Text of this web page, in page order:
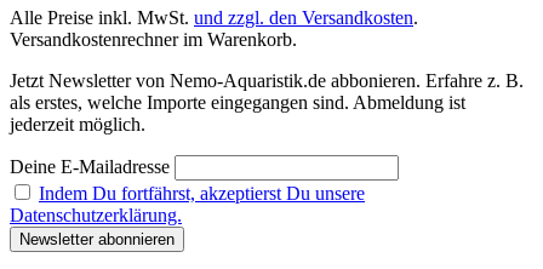
Alle Preise inkl. MwSt. und zzgl. den Versandkosten.
Versandkostenrechner im Warenkorb.
Jetzt Newsletter von Nemo-Aquaristik.de abbonieren. Erfahre z. B.
als erstes, welche Importe eingegangen sind. Abmeldung ist
jederzeit möglich.
Deine E-Mailadresse
Indem Du fortfährst, akzeptierst Du unsere
Datenschutzerklärung.